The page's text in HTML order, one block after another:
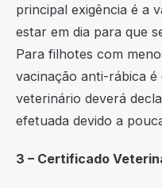
principal exigência é a
estar em dia para que
Para filhotes com
vacinação anti-rábica é
veterinário deverá
efetuada devido a
3 – Certificado